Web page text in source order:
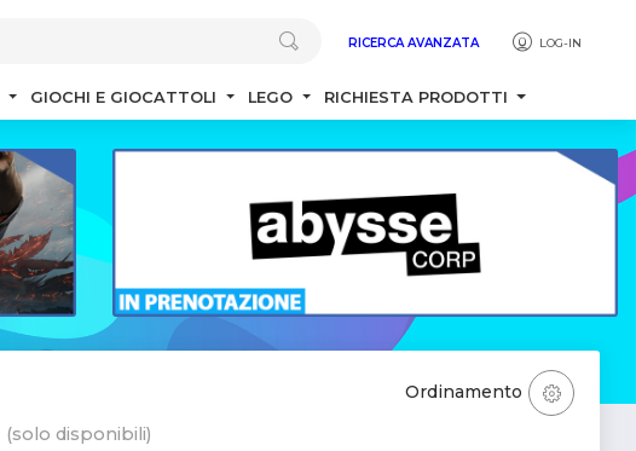
RICERCA AVANZATA LOG-IN
GIOCHI E GIOCATTOLI LEGO RICHIESTA PRODOTTI
(solo disponibili)
Ordinamento